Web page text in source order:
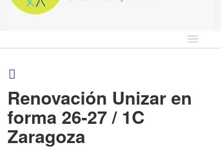
Idioma
Renovación Unizar en
forma 26-27 / 1C
Zaragoza